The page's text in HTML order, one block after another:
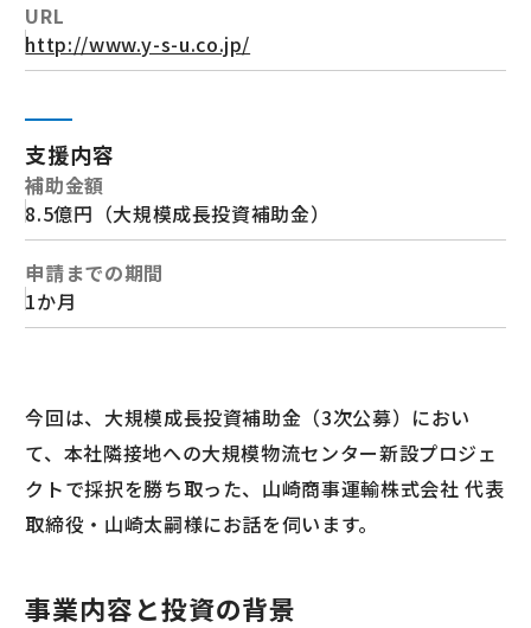
URL
http://www.y-s-u.co.jp/
支援内容
補助金額
8.5億円（大規模成長投資補助金）
申請までの期間
1か月
今回は、大規模成長投資補助金（3次公募）におい
て、本社隣接地への大規模物流センター新設プロジェ
クトで採択を勝ち取った、山崎商事運輸株式会社 代表
取締役・山崎太嗣様にお話を伺います。
事業内容と投資の背景